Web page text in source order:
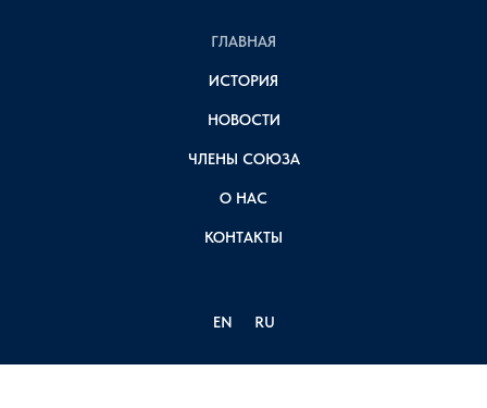
ГЛАВНАЯ
ИСТОРИЯ
НОВОСТИ
ЧЛЕНЫ СОЮЗА
О НАС
КОНТАКТЫ
EN RU